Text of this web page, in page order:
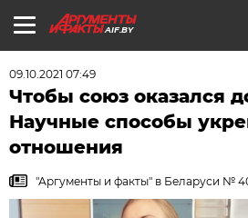
AIF.BY
09.10.2021 07:49
Чтобы союз оказался
Научные способы
отношения
"Аргументы и факты" в Беларуси №